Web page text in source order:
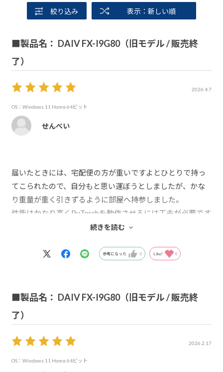
絞り込み 表示：新しい順
■製品名： DAIV FX-I9G80（旧モデル / 販売終
了）
2026.4.7
OS：Windows 11 Home 64ビット
せんべい
届いたときには、宅配便の方が重いですよとひとりで持っ
てこられたので、自分もと思い運ぼうとしましたが、かな
り重量が重く引きずるように部屋へ持参しました。
性能はかなり高くPyTorchを動作させるには工夫が必要です
が、それ以外は最強のPCです。自信を持って推薦できるマ
続きを読む
参考になった 0 Like! 0
■製品名： DAIV FX-I9G80（旧モデル / 販売終
了）
2026.2.17
OS：Windows 11 Home 64ビット